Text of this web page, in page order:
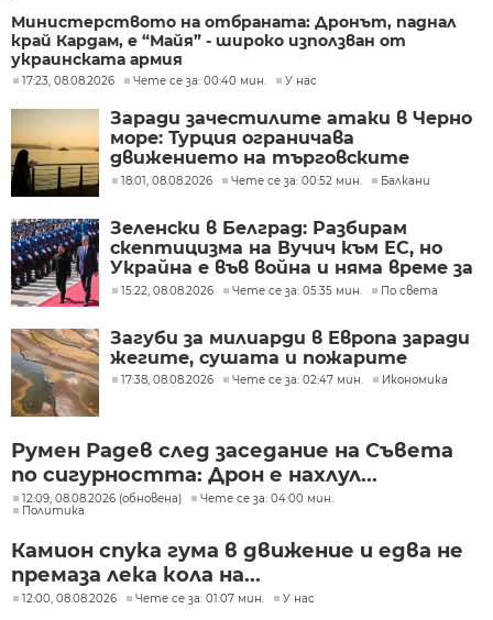
Министерството на отбраната: Дронът, паднал
край Кардам, е “Майя” - широко използван от
украинската армия
17:23, 08.08.2026 Чете се за: 00:40 мин. У нас
Заради зачестилите атаки в Черно
море: Турция ограничава
движението на търговските
кораби
18:01, 08.08.2026 Чете се за: 00:52 мин. Балкани
Зеленски в Белград: Разбирам
скептицизма на Вучич към ЕС, но
Украйна е във война и няма време за
скептицизъм
15:22, 08.08.2026 Чете се за: 05:35 мин. По света
Загуби за милиарди в Европа заради
жегите, сушата и пожарите
17:38, 08.08.2026 Чете се за: 02:47 мин. Икономика
Румен Радев след заседание на Съвета
по сигурността: Дрон е нахлул...
12:09, 08.08.2026 (обновена)
Чете се за: 04:00 мин.
Политика
Камион спука гума в движение и едва не
премаза лека кола на...
12:00, 08.08.2026 Чете се за: 01:07 мин. У нас